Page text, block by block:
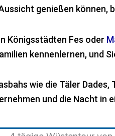
genießen können,
Königsstädten Fes oder
kennenlernen, und
wie die Täler
und die Nacht in